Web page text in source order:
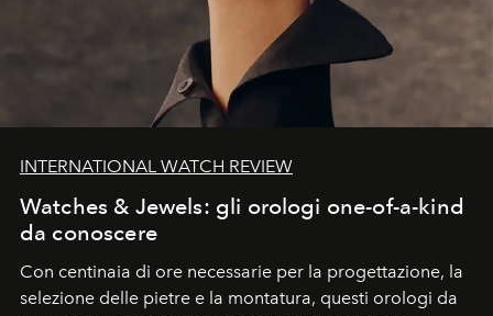
INTERNATIONAL WATCH REVIEW
Watches & Jewels: gli orologi one-of-a-kind
da conoscere
Con centinaia di ore necessarie per la progettazione, la
selezione delle pietre e la montatura, questi orologi da